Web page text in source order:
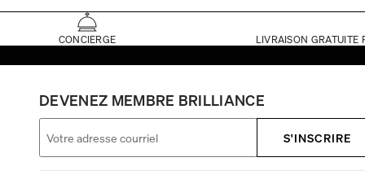
CONCIERGE LIVRAISON GRATUITE
DEVENEZ MEMBRE BRILLIANCE
S'INSCRIRE